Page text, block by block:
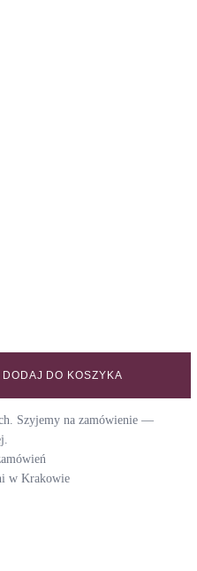
/ NIGHT quantity
DODAJ DO KOSZYKA
Szyjemy na zamówienie —
w Krakowie